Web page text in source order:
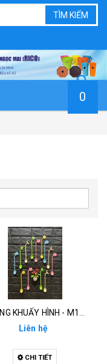
TÌM KIẾM
0
Liên hệ
CHI TIẾT